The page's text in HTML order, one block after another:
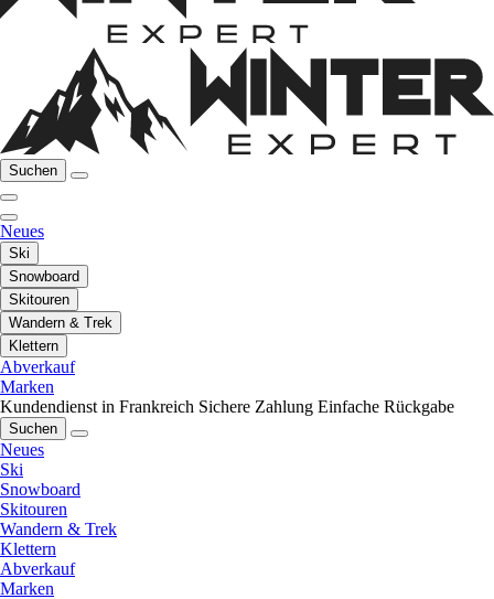
Suchen
Neues
Ski
Snowboard
Skitouren
Wandern & Trek
Klettern
Abverkauf
Marken
Kundendienst in Frankreich Sichere Zahlung Einfache Rückgabe
Suchen
Neues
Ski
Snowboard
Skitouren
Wandern & Trek
Klettern
Abverkauf
Marken